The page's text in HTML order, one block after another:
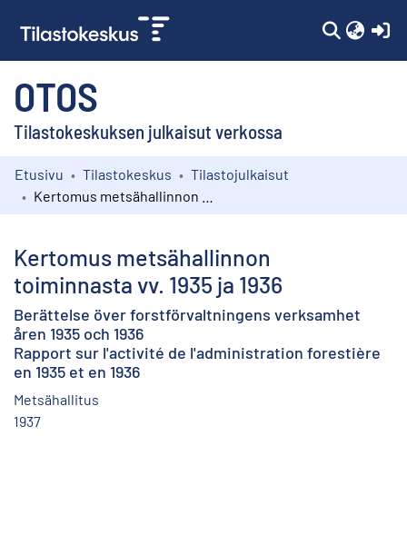
OTOS
Tilastokeskuksen julkaisut verkossa
Kokoelmat
Etusivu Tilastokeskus
Tilastojulkaisut
Kertomus metsähallinnon
toiminnasta vv. 1935 ja 1936
Berättelse över forstförvaltningens verksamhet
åren 1935 och 1936
Rapport sur l'activité de l'administration forestière
en 1935 et en 1936
Metsähallitus
1937